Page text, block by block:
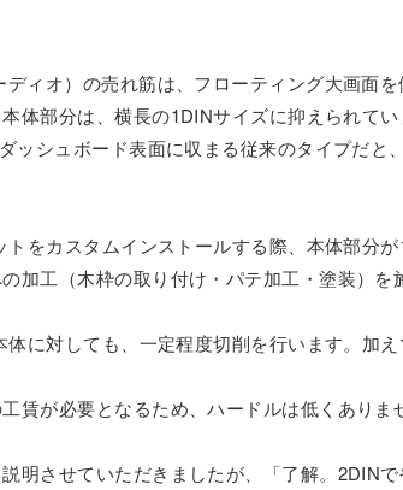
ィオ）の売れ筋は、フローティング大画面
体部分は、横長の1DINサイズに抑えられてい
ッシュボード表面に収まる従来のタイプだ
をカスタムインストールする際、本体部分
加工（木枠の取り付け・パテ加工・塗装）
に対しても、一定程度切削を行います。加
賃が必要となるため、ハードルは低くありま
明させていただきましたが、「了解。2DIN